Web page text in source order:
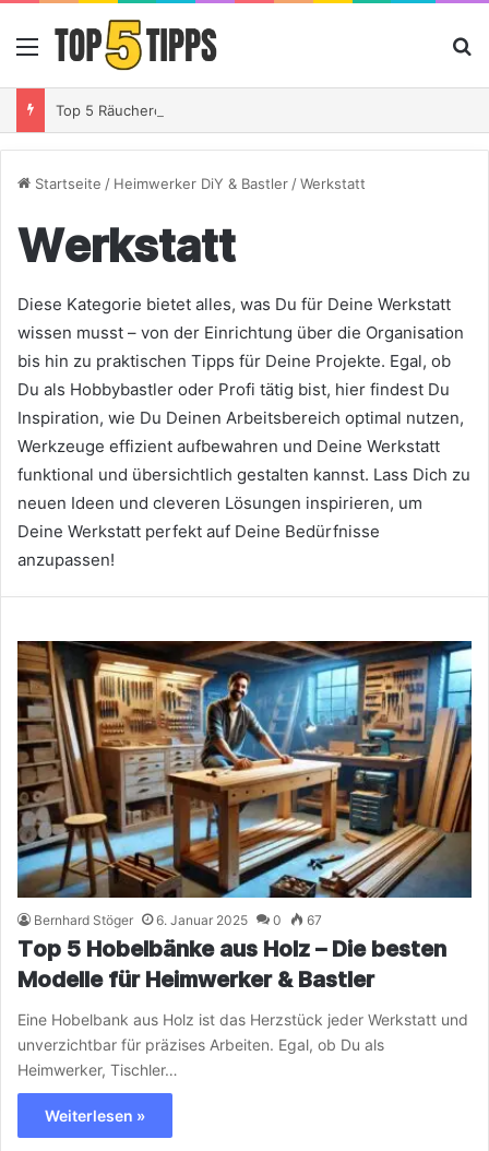
Menü
Startseite / Heimwerker DiY & Bastler /Werkstatt
Werkstatt
Diese Kategorie bietet alles, was Du für Deine Werkstatt
wissen musst – von der Einrichtung über die Organisation
bis hin zu praktischen Tipps für Deine Projekte. Egal, ob
Du als Hobbybastler oder Profi tätig bist, hier findest Du
Inspiration, wie Du Deinen Arbeitsbereich optimal nutzen,
Werkzeuge effizient aufbewahren und Deine Werkstatt
funktional und übersichtlich gestalten kannst. Lass Dich zu
neuen Ideen und cleveren Lösungen inspirieren, um
Deine Werkstatt perfekt auf Deine Bedürfnisse
anzupassen!
Bernhard Stöger 6. Januar 2025 0 67
Top 5 Hobelbänke aus Holz – Die besten
Modelle für Heimwerker & Bastler
Eine Hobelbank aus Holz ist das Herzstück jeder Werkstatt und
unverzichtbar für präzises Arbeiten. Egal, ob Du als
Heimwerker, Tischler…
Weiterlesen »